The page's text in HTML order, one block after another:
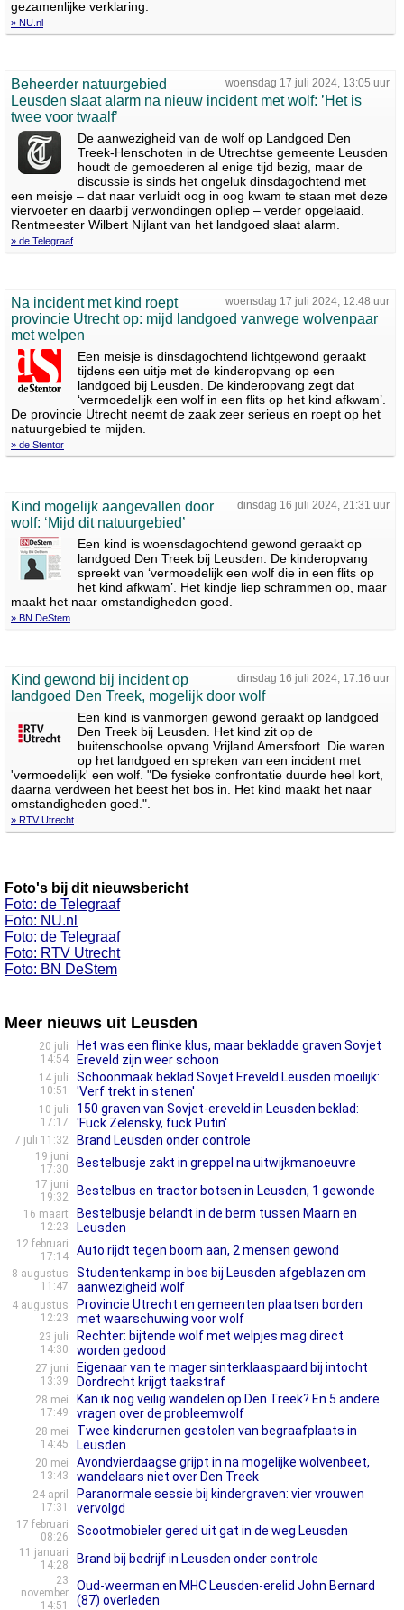
gezamenlijke verklaring.
» NU.nl
woensdag 17 juli 2024, 13:05 uur
Beheerder natuurgebied
Leusden slaat alarm na nieuw incident met wolf: ’Het is
twee voor twaalf’
De aanwezigheid van de wolf op Landgoed Den
Treek-Henschoten in de Utrechtse gemeente Leusden
houdt de gemoederen al enige tijd bezig, maar de
discussie is sinds het ongeluk dinsdagochtend met
een meisje – dat naar verluidt oog in oog kwam te staan met deze
viervoeter en daarbij verwondingen opliep – verder opgelaaid.
Rentmeester Wilbert Nijlant van het landgoed slaat alarm.
» de Telegraaf
woensdag 17 juli 2024, 12:48 uur
Na incident met kind roept
provincie Utrecht op: mijd landgoed vanwege wolvenpaar
met welpen
Een meisje is dinsdagochtend lichtgewond geraakt
tijdens een uitje met de kinderopvang op een
landgoed bij Leusden. De kinderopvang zegt dat
‘vermoedelijk een wolf in een flits op het kind afkwam’.
De provincie Utrecht neemt de zaak zeer serieus en roept op het
natuurgebied te mijden.
» de Stentor
dinsdag 16 juli 2024, 21:31 uur
Kind mogelijk aangevallen door
wolf: ‘Mijd dit natuurgebied’
Een kind is woensdagochtend gewond geraakt op
landgoed Den Treek bij Leusden. De kinderopvang
spreekt van ‘vermoedelijk een wolf die in een flits op
het kind afkwam’. Het kindje liep schrammen op, maar
maakt het naar omstandigheden goed.
» BN DeStem
dinsdag 16 juli 2024, 17:16 uur
Kind gewond bij incident op
landgoed Den Treek, mogelijk door wolf
Een kind is vanmorgen gewond geraakt op landgoed
Den Treek bij Leusden. Het kind zit op de
buitenschoolse opvang Vrijland Amersfoort. Die waren
op het landgoed en spreken van een incident met
'vermoedelijk' een wolf. "De fysieke confrontatie duurde heel kort,
daarna verdween het beest het bos in. Het kind maakt het naar
omstandigheden goed.".
» RTV Utrecht
Foto's bij dit nieuwsbericht
Foto: de Telegraaf
Foto: NU.nl
Foto: de Telegraaf
Foto: RTV Utrecht
Foto: BN DeStem
Meer nieuws uit Leusden
20 juli
14:54
Het was een flinke klus, maar bekladde graven Sovjet
Ereveld zijn weer schoon
14 juli
10:51
Schoonmaak beklad Sovjet Ereveld Leusden moeilijk:
'Verf trekt in stenen'
10 juli
17:17
150 graven van Sovjet-ereveld in Leusden beklad:
'Fuck Zelensky, fuck Putin'
7 juli 11:32 Brand Leusden onder controle
19 juni
17:30
Bestelbusje zakt in greppel na uitwijkmanoeuvre
17 juni
19:32
Bestelbus en tractor botsen in Leusden, 1 gewonde
16 maart
12:23
Bestelbusje belandt in de berm tussen Maarn en
Leusden
12 februari
17:14
Auto rijdt tegen boom aan, 2 mensen gewond
8 augustus
11:47
Studentenkamp in bos bij Leusden afgeblazen om
aanwezigheid wolf
4 augustus
12:23
Provincie Utrecht en gemeenten plaatsen borden
met waarschuwing voor wolf
23 juli
14:30
Rechter: bijtende wolf met welpjes mag direct
worden gedood
27 juni
13:39
Eigenaar van te mager sinterklaaspaard bij intocht
Dordrecht krijgt taakstraf
28 mei
17:49
Kan ik nog veilig wandelen op Den Treek? En 5 andere
vragen over de probleemwolf
28 mei
14:45
Twee kinderurnen gestolen van begraafplaats in
Leusden
20 mei
13:43
Avondvierdaagse grijpt in na mogelijke wolvenbeet,
wandelaars niet over Den Treek
24 april
17:31
Paranormale sessie bij kindergraven: vier vrouwen
vervolgd
17 februari
08:26
Scootmobieler gered uit gat in de weg Leusden
11 januari
14:28
Brand bij bedrijf in Leusden onder controle
23
november
14:51
Oud-weerman en MHC Leusden-erelid John Bernard
(87) overleden